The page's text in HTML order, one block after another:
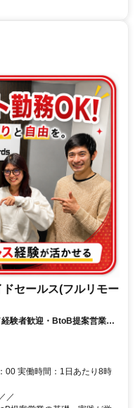
セールス(フルリモー
経験者歓迎・BtoB提案営業で
00 実働時間：1日あたり8時
／